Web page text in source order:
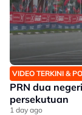
VIDEO TERKINI &
PRN dua
persekutuan
1 day ago